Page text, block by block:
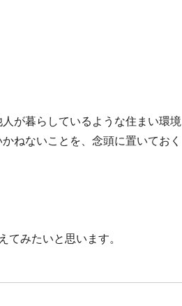
が暮らしているような住まい環境
ねないことを、念頭に置いておく
てみたいと思います。